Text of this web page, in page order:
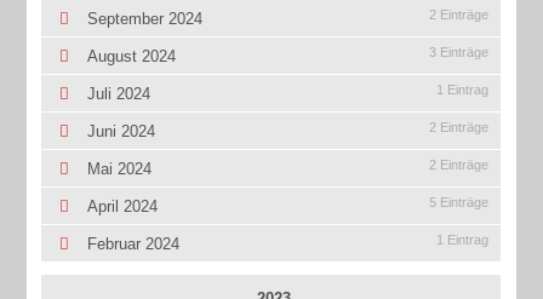
September 2024 2 Einträge
August 2024 3 Einträge
Juli 2024 1 Eintrag
Juni 2024 2 Einträge
Mai 2024 2 Einträge
April 2024 5 Einträge
Februar 2024 1 Eintrag